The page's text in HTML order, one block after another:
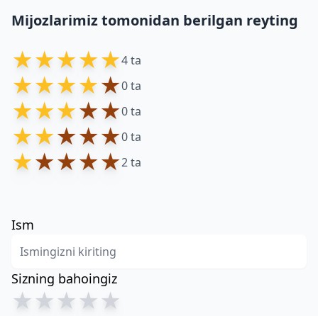
Mijozlarimiz tomonidan berilgan reyting
★★★★★4 ta
★★★★★0 ta
★★★★★0 ta
★★★★★0 ta
★★★★★2 ta
Ism
Sizning bahoingiz
★★★★★